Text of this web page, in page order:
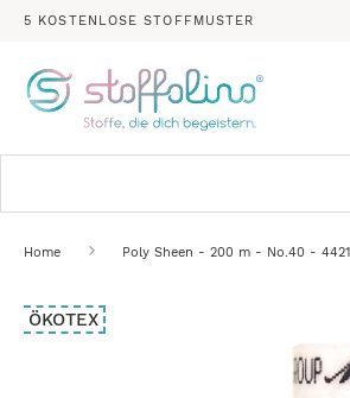
5 KOSTENLOSE STOFFMUSTER
Home Poly Sheen - 200 m - No.40 - 4421
Zum
Ende
ÖKOTEX